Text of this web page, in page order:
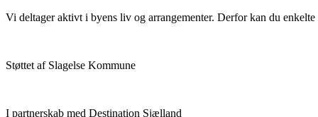
Vi deltager aktivt i byens liv og arrangementer. Derfor kan du
Støttet af Slagelse Kommune
I partnerskab med Destination Sjælland